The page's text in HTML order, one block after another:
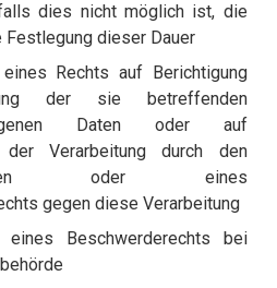
dies nicht möglich ist, die
Festlegung dieser Dauer
Rechts auf Berichtigung
der sie betreffenden
Daten oder auf
der Verarbeitung durch den
oder eines
gegen diese Verarbeitung
eines Beschwerderechts bei